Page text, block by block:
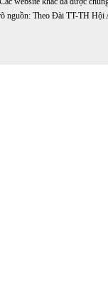
nguồn: Theo Đài TT-TH Hội